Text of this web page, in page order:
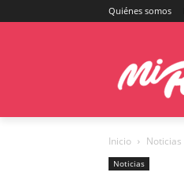
Quiénes somos
Inicio Noticias
Noticias